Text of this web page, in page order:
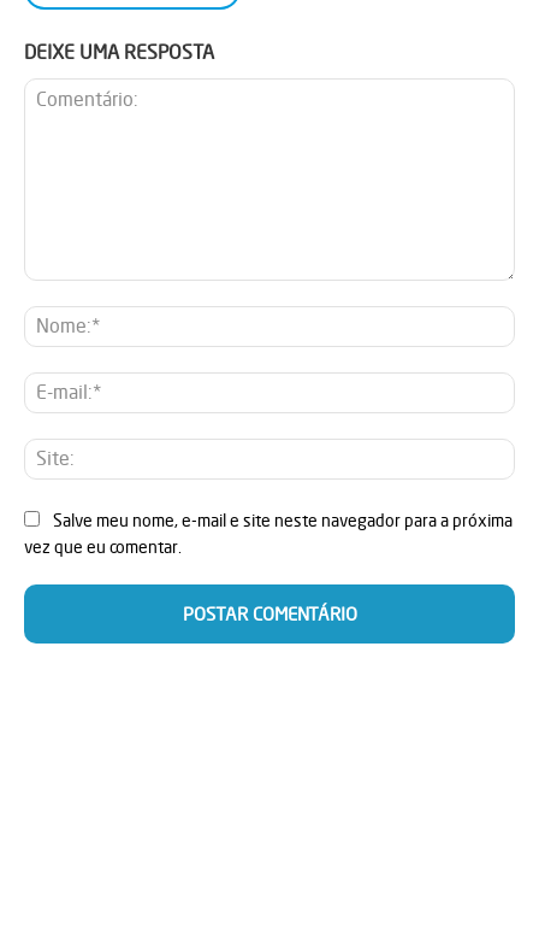
DEIXE UMA RESPOSTA
E-
Salve meu nome, e-mail e site neste navegador para a próxima
vez que eu comentar.